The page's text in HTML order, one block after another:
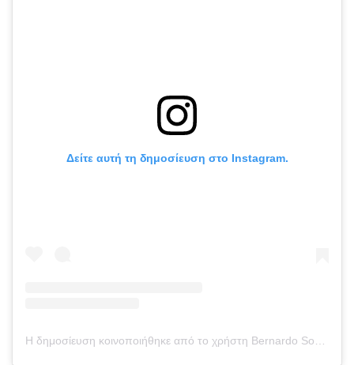
Δείτε αυτή τη δημοσίευση στο Instagram.